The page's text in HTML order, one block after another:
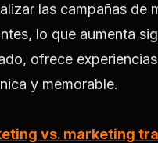
las campañas de
lo que aumenta
ofrece
y memorable.
vs. marketing